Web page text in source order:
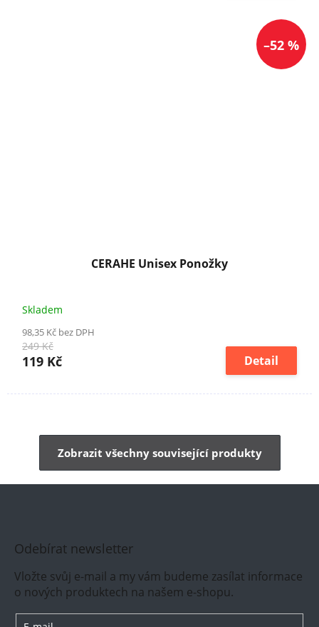
–52 %
CERAHE Unisex Ponožky
Skladem
98,35 Kč bez DPH
249 Kč
119 Kč Detail
Zobrazit všechny související produkty
Odebírat newsletter
Vložte svůj e-mail a my vám budeme zasílat informace
o nových produktech na našem e-shopu.